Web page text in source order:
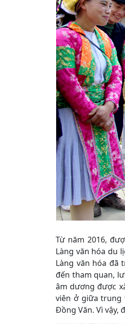
Từ năm 2016,
Làng văn hóa du
Làng văn hóa đã
đến tham quan,
âm dương được
viên ở giữa trung
Đồng Văn. Vì vậy,